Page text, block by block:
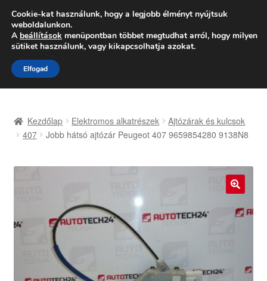
SZÁLLÍTÁS 2618 Ft-tól
Hétfő-Péntek 9:00–16:0006 80 088 054
Ugrás
a
navigációhoz
Kilépés
a
tartalomba
Adatvédelmi irányelvek
Kifizetések
Kezdőlap Elektromos alkatrészek
Ajtózárak és kulcsok
407
Jobb hátsó ajtózár Peugeot 407 9659854280 9138N8
Cookie-kat használunk, hogy a legjobb élményt nyújtsuk
weboldalunkon.
A beállítások menüpontban többet megtudhat arról, hogy milyen
sütiket használunk, vagy kikapcsolhatja azokat.
Elfogad